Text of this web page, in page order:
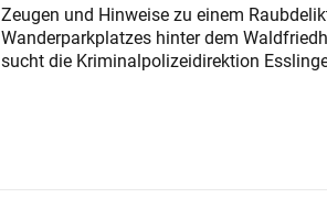
Zeugen und Hinweise zu einem
Wanderparkplatzes hinter dem
sucht die Kriminalpolizeidirektion